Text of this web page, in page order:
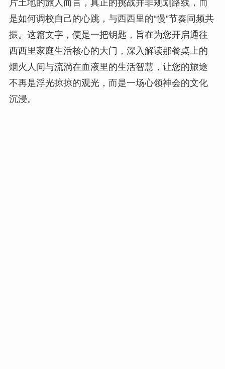
片土地的旅人而言，真正的挑战并非规划路线，而
是如何调校自己的心跳，与西西里的“慢”节奏同频共
振。这篇文字，便是一把钥匙，旨在为您开启通往
西西里家庭生活核心的大门，深入解读那餐桌上的
烟火人间与流淌在血液里的生活智慧，让您的旅途
不再是浮光掠掠的观光，而是一场心领神会的文化
沉浸。